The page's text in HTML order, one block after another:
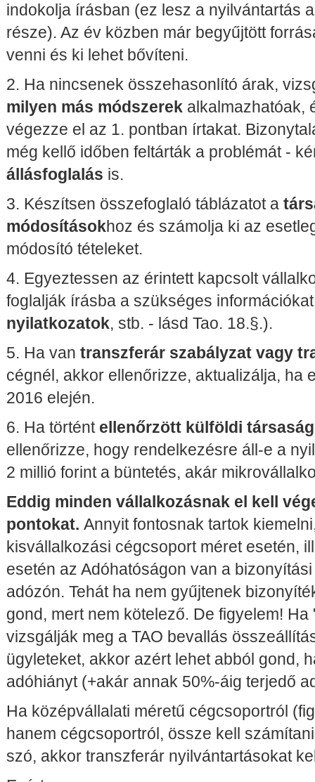
indokolja írásban (ez lesz a nyilvántartás
része). Az év közben már begyűjtött
venni és ki lehet bővíteni.
2. Ha nincsenek összehasonlító árak,
milyen más módszerek alkalmazhatóak,
végezze el az 1. pontban írtakat.
még kellő időben feltárták a problémát -
állásfoglalás is.
3. Készítsen összefoglaló táblázatot a
módosításokhoz és számolja ki az
módosító tételeket.
4. Egyeztessen az érintett kapcsolt
foglalják írásba a szükséges
nyilatkozatok, stb. - lásd Tao. 18.§.).
5. Ha van transzferár szabályzat vagy
cégnél, akkor ellenőrizze, aktualizálja, ha
2016 elején.
6. Ha történt ellenőrzött külföldi társaság
ellenőrizze, hogy rendelkezésre áll-e a
2 millió forint a büntetés, akár
Eddig minden vállalkozásnak el kell
pontokat. Annyit fontosnak tartok
kisvállalkozási cégcsoport méret esetén,
esetén az Adóhatóságon van a
adózón. Tehát ha nem gyűjtenek
gond, mert nem kötelező. De figyelem!
vizsgálják meg a TAO bevallás
ügyleteket, akkor azért lehet abból gond,
adóhiányt (+akár annak 50%-áig terjedő
Ha középvállalati méretű cégcsoportról
hanem cégcsoportról, össze kell
szó, akkor transzferár nyilvántartásokat